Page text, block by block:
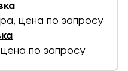
цена по запросу
по запросу